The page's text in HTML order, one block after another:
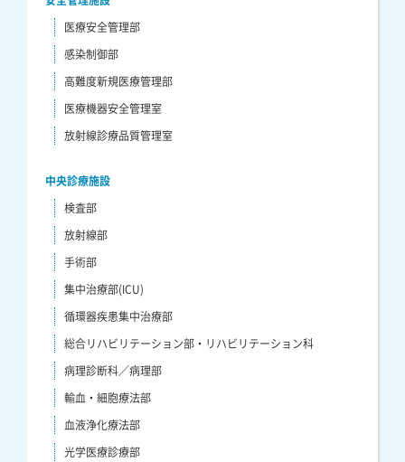
医療安全管理部
感染制御部
高難度新規医療管理部
医療機器安全管理室
放射線診療品質管理室
中央診療施設
検査部
放射線部
手術部
集中治療部(ICU)
循環器疾患集中治療部
総合リハビリテーション部・リハビリテーション科
病理診断科／病理部
輸血・細胞療法部
血液浄化療法部
光学医療診療部